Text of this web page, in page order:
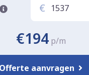
€
€194 p/m
Offerte aanvragen